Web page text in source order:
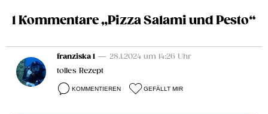
1 Kommentare „Pizza Salami und Pesto“
franziska 1 — 28.1.2024 um 14:26 Uhr
tolles Rezept
KOMMENTIEREN GEFÄLLT MIR